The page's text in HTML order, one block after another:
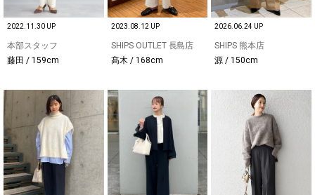
2022.11.30 UP
本部スタッフ
藤田 / 159cm
2023.08.12 UP
SHIPS OUTLET 長島店
髙木 / 168cm
2026.06.24 UP
SHIPS 熊本店
源 / 150cm